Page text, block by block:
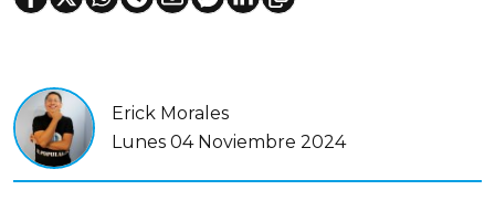
Erick Morales
Lunes 04 Noviembre 2024